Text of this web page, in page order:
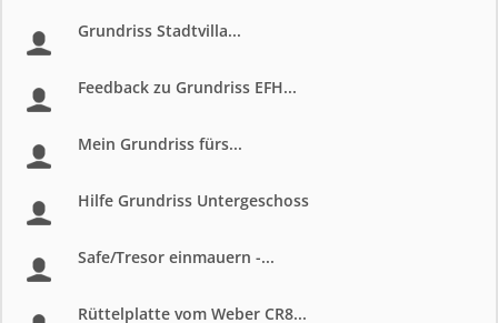
Grundriss Stadtvilla...
Feedback zu Grundriss EFH...
Mein Grundriss fürs...
Hilfe Grundriss Untergeschoss
Safe/Tresor einmauern -...
Rüttelplatte vom Weber CR8...